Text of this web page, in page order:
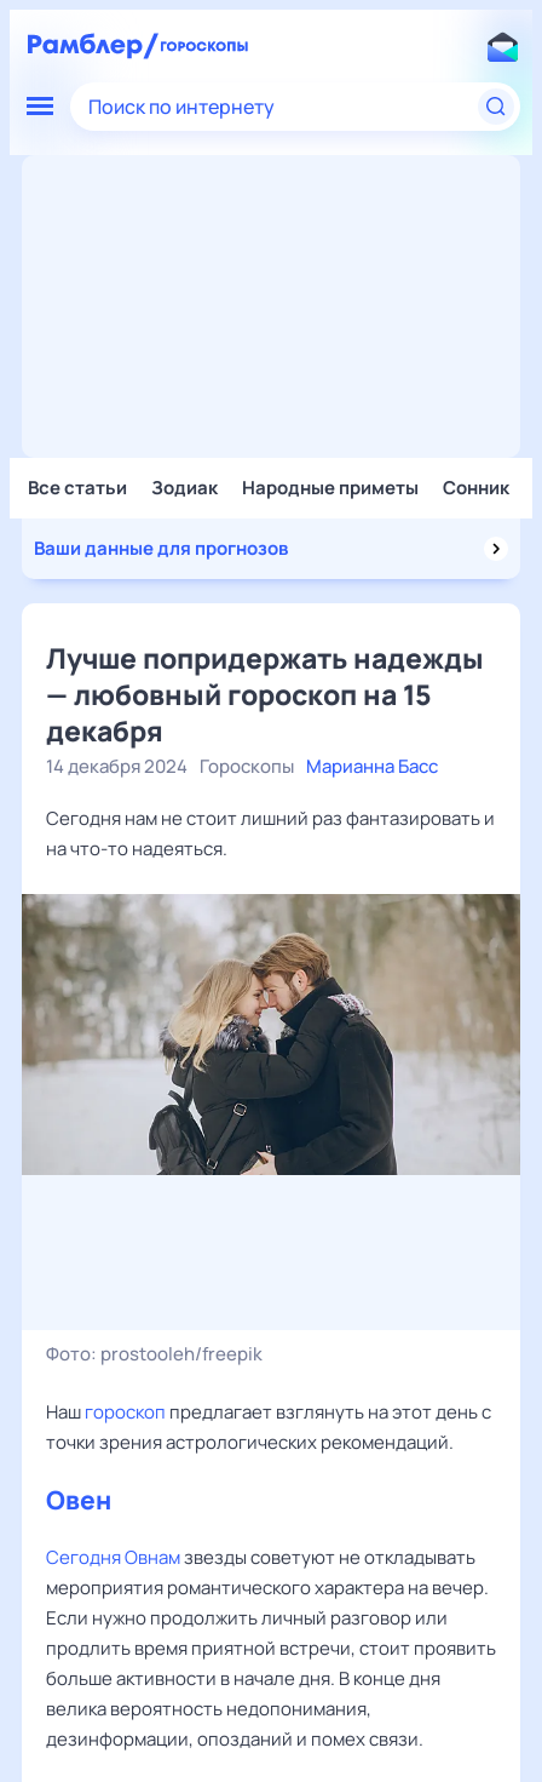
Поиск по интернету
Все статьи Зодиак Народные приметы Сонник
Ваши данные для прогнозов
Лучше попридержать надежды
— любовный гороскоп на 15
декабря
14 декабря 2024 Гороскопы Марианна Басс
Сегодня нам не стоит лишний раз фантазировать и
на что-то надеяться.
Фото: prostooleh/freepik
Нашгороскоп предлагает взглянуть на этот день с
точки зрения астрологических рекомендаций.
Овен
Сегодня Овнамзвезды советуют не откладывать
мероприятия романтического характера на вечер.
Если нужно продолжить личный разговор или
продлить время приятной встречи, стоит проявить
больше активности в начале дня. В конце дня
велика вероятность недопонимания,
дезинформации, опозданий и помех связи.